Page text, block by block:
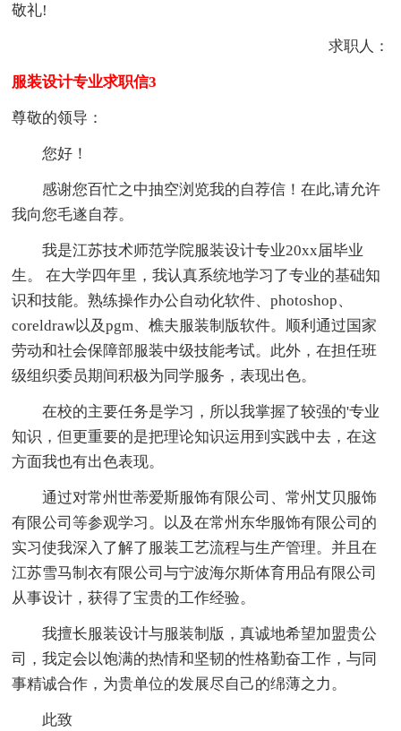
敬礼!
求职人：
服装设计专业求职信3
尊敬的领导：
您好！
感谢您百忙之中抽空浏览我的自荐信！在此,请允许
我向您毛遂自荐。
我是江苏技术师范学院服装设计专业20xx届毕业
生。 在大学四年里，我认真系统地学习了专业的基础知
识和技能。熟练操作办公自动化软件、photoshop、
coreldraw以及pgm、樵夫服装制版软件。顺利通过国家
劳动和社会保障部服装中级技能考试。此外，在担任班
级组织委员期间积极为同学服务，表现出色。
在校的主要任务是学习，所以我掌握了较强的'专业
知识，但更重要的是把理论知识运用到实践中去，在这
方面我也有出色表现。
通过对常州世蒂爱斯服饰有限公司、常州艾贝服饰
有限公司等参观学习。以及在常州东华服饰有限公司的
实习使我深入了解了服装工艺流程与生产管理。并且在
江苏雪马制衣有限公司与宁波海尔斯体育用品有限公司
从事设计，获得了宝贵的工作经验。
我擅长服装设计与服装制版，真诚地希望加盟贵公
司，我定会以饱满的热情和坚韧的性格勤奋工作，与同
事精诚合作，为贵单位的发展尽自己的绵薄之力。
此致